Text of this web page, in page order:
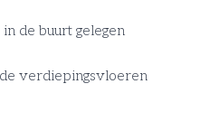
de buurt gelegen
verdiepingsvloeren